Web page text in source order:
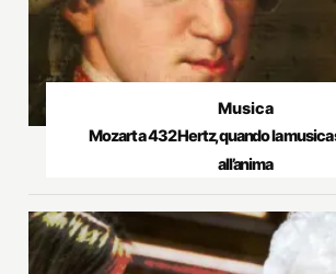
Musica
Mozart a 432 Hertz, quando la
all’anima